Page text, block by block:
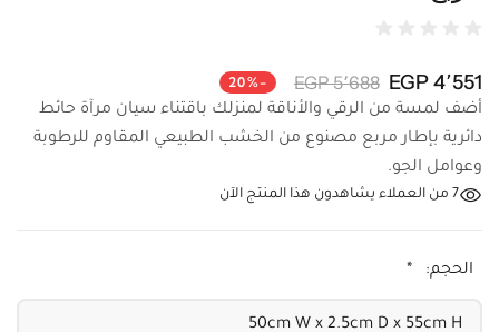
4٬551 EGP 5٬688 EGP -20%
أضف لمسة من الرقي والأناقة لمنزلك باقتناء سيان مرآة حائط
دائرية بإطار مربع مصنوع من الخشب الطبيعي المقاوم للرطوبة
وعوامل الجو.
7 من العملاء يشاهدون هذا المنتج الآن
الحجم: *